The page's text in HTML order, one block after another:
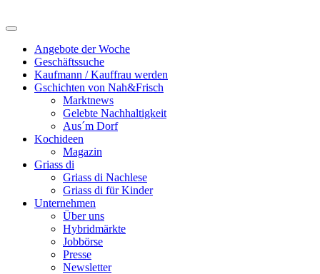
Angebote der Woche
Geschäftssuche
Kaufmann / Kauffrau werden
Gschichten von Nah&Frisch
Marktnews
Gelebte Nachhaltigkeit
Aus´m Dorf
Kochideen
Magazin
Griass di
Griass di Nachlese
Griass di für Kinder
Unternehmen
Über uns
Hybridmärkte
Jobbörse
Presse
Newsletter